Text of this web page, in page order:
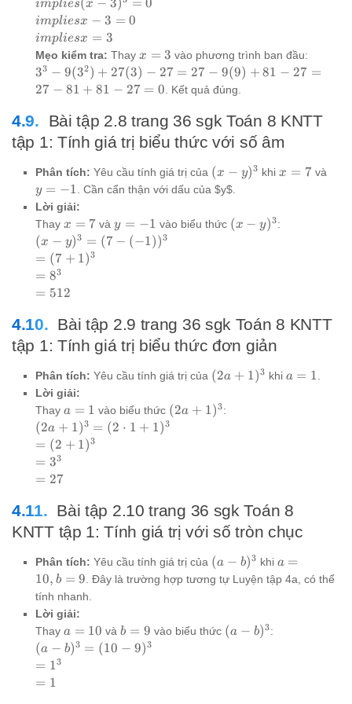
-
17
= 0
27x
- 27
= 0
\cdot
x^2
\cdot
3 + 3
\cdot
x
3^2 -
3^3
(x-
3)^3 =
0
implies x
implies
x-3 =
0
impliesx − 3 = 0
implies
x = 3
impliesx = 3
Mẹo kiểm tra: Thay x=3
x = 3 vào phương trình ban đầu:
9(3^2)
- 27 =
81 - 27
= 27 -
33 − 9(32) + 27(3) − 27 = 27 − 9(9) + 81 − 27 =
27 − 81 + 81 − 27 = 0 . Kết quả đúng.
Bài tập 2.8 trang 36 sgk Toán 8 KNTT
tập 1: Tính giá trị biểu thức với số âm
Phân tích: Yêu cầu tính giá trị của (x-
y)^3
(x − y)3 khix=7
x = 7và
y = −1 . Cần cẩn thận với dấu của $y$.
Lời giải:
Thay x=7
x = 7 vày=-1
y = −1 vào biểu thức (x-
(x − y)3:
(x-
y)^3 =
(7 -
(-1))^3
(x − y)3 = (7 − (−1))3
=
(7+1)^3
= (7 + 1)3
=
8^3
= 83
=
= 512
Bài tập 2.9 trang 36 sgk Toán 8 KNTT
tập 1: Tính giá trị biểu thức đơn giản
Phân tích: Yêu cầu tính giá trị của (2a+1)^3
(2a + 1)3 khi a=1
a = 1
Lời giải:
Thay a=1
a = 1 vào biểu thức (2a+1)^3
(2a + 1)3:
(2a+1)^3
= (2
\cdot 1 +
1)^3
(2a + 1)3 = (2 ⋅ 1 + 1)3
=
(2+1)^3
= (2 + 1)3
=
3^3
= 33
=
= 27
Bài tập 2.10 trang 36 sgk Toán 8
KNTT tập 1: Tính giá trị với số tròn chục
Phân tích: Yêu cầu tính giá trị của (a-
b)^3
(a − b)3 khi a=10,
b=9
a =
10, b = 9 . Đây là trường hợp tương tự Luyện tập 4a, có thể
tính nhanh.
Lời giải:
Thay a=10
a = 10 vàb=9
b = 9 vào biểu thức (a-
(a − b)3:
(a-
b)^3
=
(a − b)3 = (10 − 9)3
=
1^3
= 13
=
= 1